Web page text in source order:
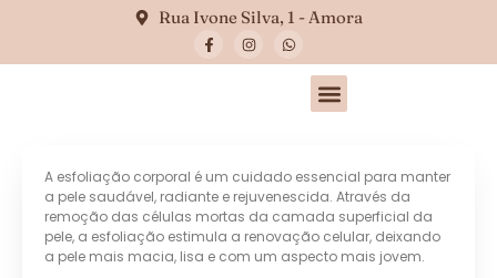
Rua Ivone Silva, 1 - Amora
A esfoliação corporal é um cuidado essencial para manter
a pele saudável, radiante e rejuvenescida. Através da
remoção das células mortas da camada superficial da
pele, a esfoliação estimula a renovação celular, deixando
a pele mais macia, lisa e com um aspecto mais jovem.